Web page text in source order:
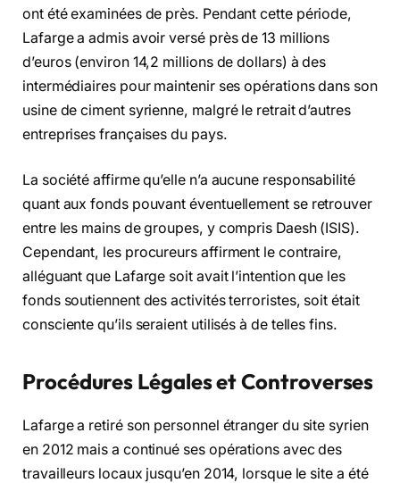
ont été examinées de près. Pendant cette période,
Lafarge a admis avoir versé près de 13 millions
d’euros (environ 14,2 millions de dollars) à des
intermédiaires pour maintenir ses opérations dans son
usine de ciment syrienne, malgré le retrait d’autres
entreprises françaises du pays.
La société affirme qu’elle n’a aucune responsabilité
quant aux fonds pouvant éventuellement se retrouver
entre les mains de groupes, y compris Daesh (ISIS).
Cependant, les procureurs affirment le contraire,
alléguant que Lafarge soit avait l’intention que les
fonds soutiennent des activités terroristes, soit était
consciente qu’ils seraient utilisés à de telles fins.
Procédures Légales et Controverses
Lafarge a retiré son personnel étranger du site syrien
en 2012 mais a continué ses opérations avec des
travailleurs locaux jusqu’en 2014, lorsque le site a été